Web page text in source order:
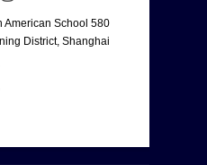
American School 580
District, Shanghai